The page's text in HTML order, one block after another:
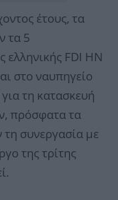
έτους, τα
τα 5
ελληνικής FDI HN
στο ναυπηγείο
τη κατασκευή
πρόσφατα τα
τη συνεργασία με
της τρίτης